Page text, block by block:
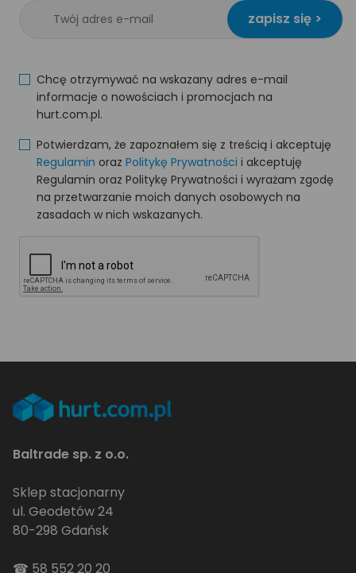
zapisz się >
Chcę otrzymywać na wskazany adres e-mail
informacje o nowościach i promocjach na
hurt.com.pl.
Potwierdzam, że zapoznałem się z treścią i akceptuję
Regulamin oraz Politykę Prywatności i akceptuję
Regulamin oraz Politykę Prywatności i wyrażam zgodę
na przetwarzanie moich danych osobowych na
zasadach w nich wskazanych.
Baltrade sp. z o.o.
Sklep stacjonarny
ul. Geodetów 24
80-298 Gdańsk
☎ 58 552 20 20